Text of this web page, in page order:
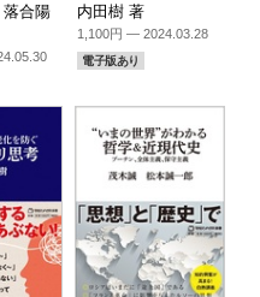
合陽
内田樹 著
1,100円 — 2024.03.28
電子版あり